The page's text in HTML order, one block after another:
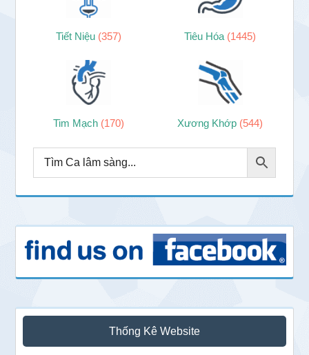
Tiết Niệu (357) Tiêu Hóa (1445)
Tim Mạch (170) Xương Khớp (544)
Thống Kê Website